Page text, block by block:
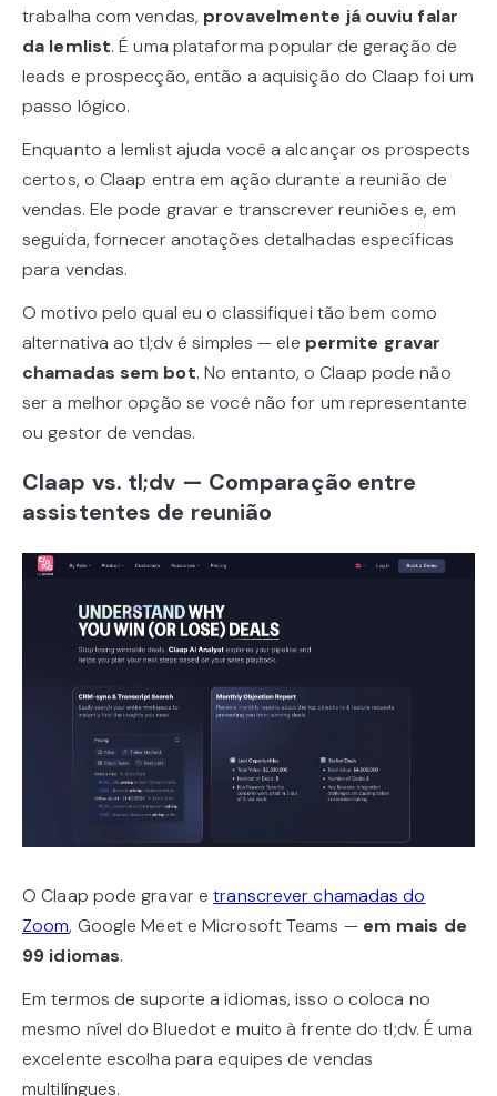
trabalha com vendas, provavelmente já ouviu falar
da lemlist. É uma plataforma popular de geração de
leads e prospecção, então a aquisição do Claap foi um
passo lógico.
Enquanto a lemlist ajuda você a alcançar os prospects
certos, o Claap entra em ação durante a reunião de
vendas. Ele pode gravar e transcrever reuniões e, em
seguida, fornecer anotações detalhadas específicas
para vendas.
O motivo pelo qual eu o classifiquei tão bem como
alternativa ao tl;dv é simples — ele permite gravar
chamadas sem bot. No entanto, o Claap pode não
ser a melhor opção se você não for um representante
ou gestor de vendas.
Claap vs. tl;dv — Comparação entre
assistentes de reunião
O Claap pode gravar etranscrever chamadas do
Zoom, Google Meet e Microsoft Teams — em mais de
99 idiomas.
Em termos de suporte a idiomas, isso o coloca no
mesmo nível do Bluedot e muito à frente do tl;dv. É uma
excelente escolha para equipes de vendas
multilíngues.